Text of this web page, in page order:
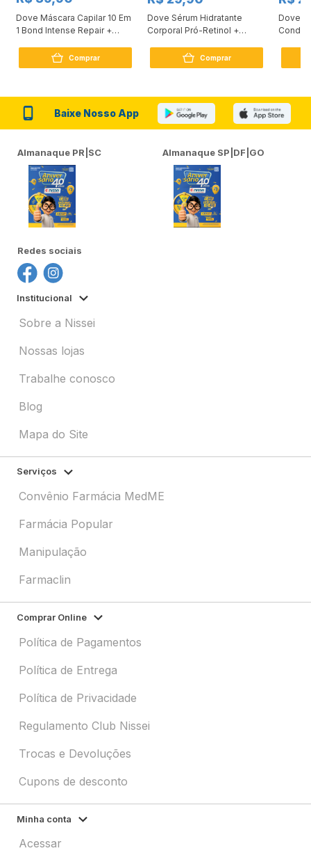
Dove Máscara Capilar 10 Em
1 Bond Intense Repair +
Comprar
Dove Sérum Hidratante
Corporal Pró-Retinol +
Comprar
Dove
Baixe Nosso App
Almanaque PR|SC Almanaque SP|DF|GO
Redes sociais
Institucional
Sobre a Nissei
Nossas lojas
Trabalhe conosco
Blog
Mapa do Site
Serviços
Convênio Farmácia MedME
Farmácia Popular
Manipulação
Farmaclin
Comprar Online
Política de Pagamentos
Política de Entrega
Política de Privacidade
Regulamento Club Nissei
Trocas e Devoluções
Cupons de desconto
Minha conta
Acessar